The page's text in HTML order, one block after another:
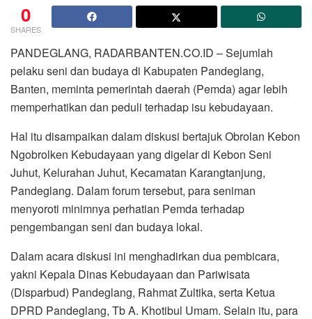
0
SHARES
PANDEGLANG, RADARBANTEN.CO.ID – Sejumlah
pelaku seni dan budaya di Kabupaten Pandeglang,
Banten, meminta pemerintah daerah (Pemda) agar lebih
memperhatikan dan peduli terhadap isu kebudayaan.
Hal itu disampaikan dalam diskusi bertajuk Obrolan Kebon
Ngobrolken Kebudayaan yang digelar di Kebon Seni
Juhut, Kelurahan Juhut, Kecamatan Karangtanjung,
Pandeglang. Dalam forum tersebut, para seniman
menyoroti minimnya perhatian Pemda terhadap
pengembangan seni dan budaya lokal.
Dalam acara diskusi ini menghadirkan dua pembicara,
yakni Kepala Dinas Kebudayaan dan Pariwisata
(Disparbud) Pandeglang, Rahmat Zultika, serta Ketua
DPRD Pandeglang, Tb A. Khotibul Umam. Selain itu, para